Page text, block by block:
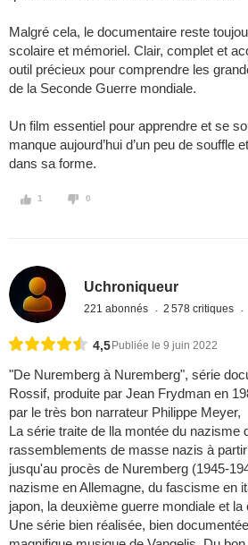
Malgré cela, le documentaire reste
scolaire et mémoriel. Clair, complet et
outil précieux pour comprendre les
de la Seconde Guerre mondiale.
Un film essentiel pour apprendre et se
manque aujourd’hui d’un peu de souffle
dans sa forme.
1 0
Uchroniqueur
221 abonnés 2 578 critiques
4,5 Publiée le 9 juin 2022
"De Nuremberg à Nuremberg", série
Rossif, produite par Jean Frydman en
par le très bon narrateur Philippe Meyer,
La série traite de lla montée du nazisme
rassemblements de masse nazis à
jusqu'au procès de Nuremberg (1945-
nazisme en Allemagne, du fascisme en
japon, la deuxième guerre mondiale et
Une série bien réalisée, bien